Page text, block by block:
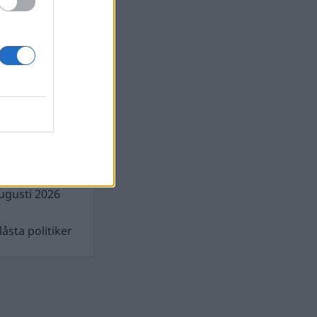
demokratin
2026
politiker